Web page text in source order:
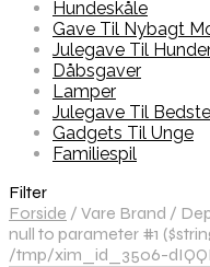
Hundeskåle
Gave Til Nybagt
Julegave Til
Dåbsgaver
Lamper
Julegave Til
Gadgets Til Unge
Familiespil
Filter
Forside / Vare Brand /
null to parameter #1
/tmp/xim_id_3506-